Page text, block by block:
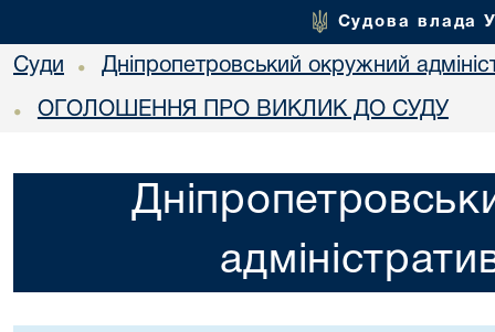
Судова влада
Суди • Дніпропетровський окружний
• ОГОЛОШЕННЯ ПРО ВИКЛИК ДО СУДУ